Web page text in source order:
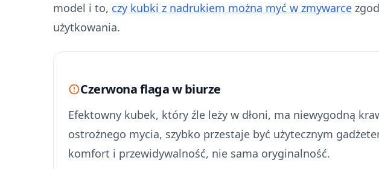
model i to, czy kubki z nadrukiem można myć w zmywarce
użytkowania.
Czerwona flaga w biurze
Efektowny kubek, który źle leży w dłoni, ma niewygodną
ostrożnego mycia, szybko przestaje być użytecznym
komfort i przewidywalność, nie sama oryginalność.